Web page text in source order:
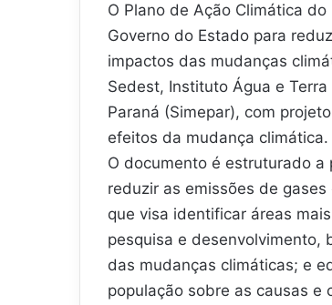
O Plano de Ação Climática
Governo do Estado para
impactos das mudanças
Sedest, Instituto Água e
Paraná (Simepar), com
efeitos da mudança climática.
O documento é estruturado
reduzir as emissões de
que visa identificar áreas
pesquisa e desenvolvimento,
das mudanças climáticas; e
população sobre as causas e